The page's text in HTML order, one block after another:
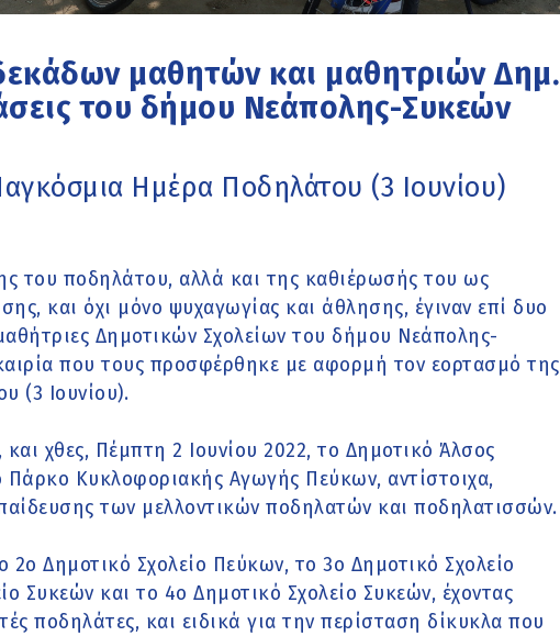
μαθητών και μαθητριών Δημ.
του δήμου Νεάπολης-Συκεών
Ημέρα Ποδηλάτου (3 Ιουνίου)
του ποδηλάτου, αλλά και της καθιέρωσής του ως
και όχι μόνο ψυχαγωγίας και άθλησης, έγιναν επί δυο
Δημοτικών Σχολείων του δήμου Νεάπολης-
που τους προσφέρθηκε με αφορμή τον εορτασμό της
(3 Ιουνίου).
χθες, Πέμπτη 2 Ιουνίου 2022, το Δημοτικό Άλσος
Πάρκο Κυκλοφοριακής Αγωγής Πεύκων, αντίστοιχα,
των μελλοντικών ποδηλατών και ποδηλατισσών.
Δημοτικό Σχολείο Πεύκων, το 3ο Δημοτικό Σχολείο
Συκεών και το 4ο Δημοτικό Σχολείο Συκεών, έχοντας
ποδηλάτες, και ειδικά για την περίσταση δίκυκλα που